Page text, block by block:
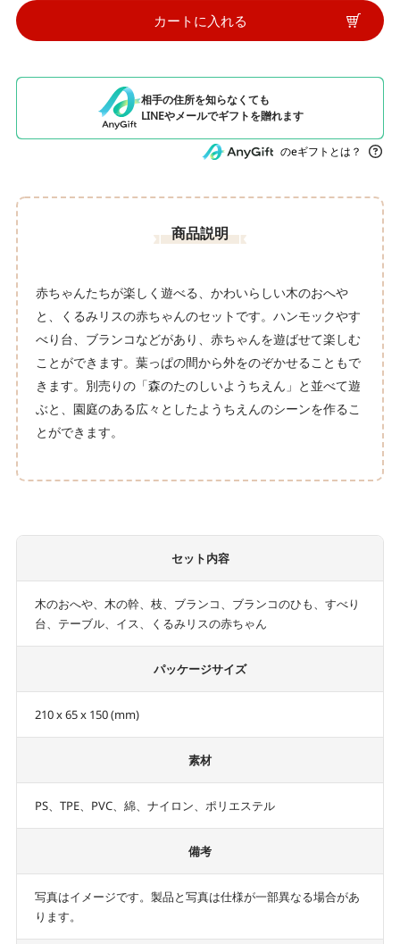
カートに入れる
相手の住所を知らなくても
LINEやメールでギフトを贈れます
のeギフトとは？
商品説明
赤ちゃんたちが楽しく遊べる、かわいらしい木のおへや
と、くるみリスの赤ちゃんのセットです。ハンモックやす
べり台、ブランコなどがあり、赤ちゃんを遊ばせて楽しむ
ことができます。葉っぱの間から外をのぞかせることもで
きます。別売りの「森のたのしいようちえん」と並べて遊
ぶと、園庭のある広々としたようちえんのシーンを作るこ
とができます。
セット内容
木のおへや、木の幹、枝、ブランコ、ブランコのひも、すべり
台、テーブル、イス、くるみリスの赤ちゃん
パッケージサイズ
210 x 65 x 150 (mm)
素材
PS、TPE、PVC、綿、ナイロン、ポリエステル
備考
写真はイメージです。製品と写真は仕様が一部異なる場合があ
ります。